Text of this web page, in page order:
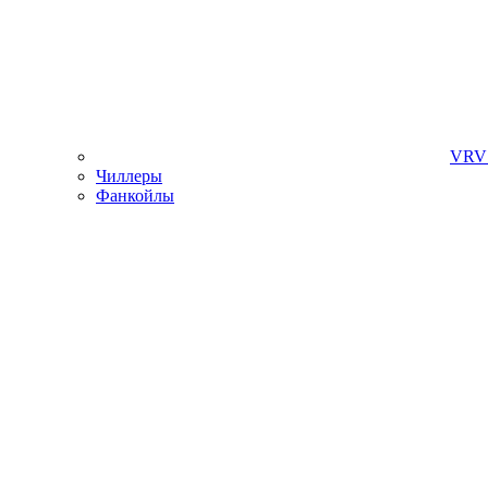
Чиллеры
Фанкойлы